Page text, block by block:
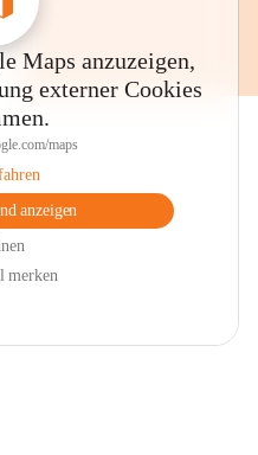
Maps anzuzeigen,
externer Cookies
maps
anzeigen
merken